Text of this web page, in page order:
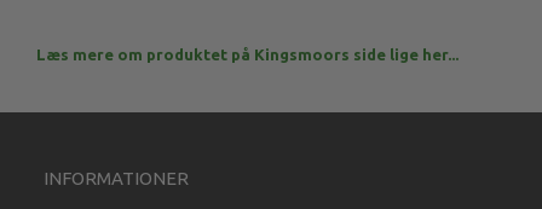
Læs mere om produktet på Kingsmoors side lige her...
INFORMATIONER